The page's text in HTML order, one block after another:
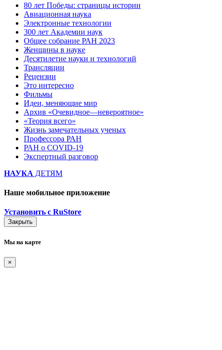
80 лет Победы: страницы истории
Авиационная наука
Электронные технологии
300 лет Академии наук
Общее собрание РАН 2023
Женщины в науке
Десятилетие науки и технологий
Трансляции
Рецензии
Это интересно
Фильмы
Идеи, меняющие мир
Архив «Очевидное—невероятное»
«Теория всего»
Жизнь замечательных ученых
Профессора РАН
РАН о COVID-19
Экспертный разговор
НАУКА ДЕТЯМ
Наше мобильное приложение
Установить с RuStore
Закрыть
Мы на карте
×